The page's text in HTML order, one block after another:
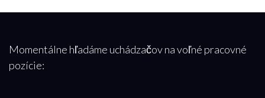
Momentálne hľadáme uchádzačov na voľné pracovné
pozície: